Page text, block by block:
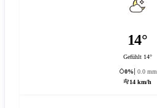
14°
Gefühlt 14°
0%
0.0 mm
14 km/h